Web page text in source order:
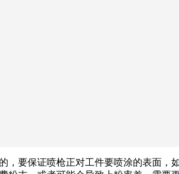
要保证喷枪正对工件要喷涂的表面